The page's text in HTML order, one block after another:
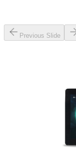
Previous Slide